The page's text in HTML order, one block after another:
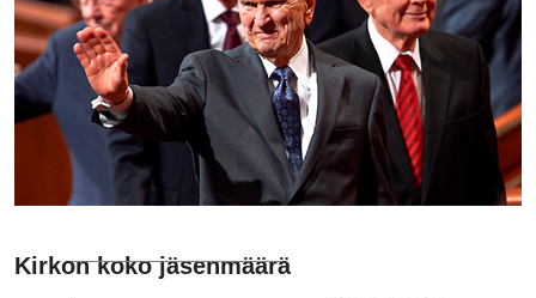
Kirkon koko jäsenmäärä